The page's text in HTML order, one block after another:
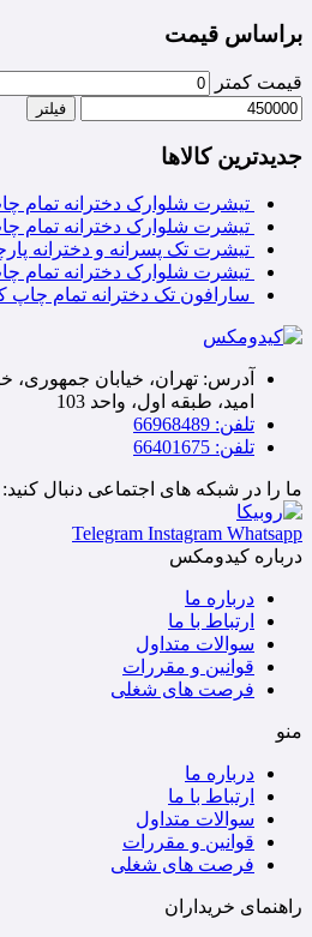
براساس قیمت
قیمت کمتر
فیلتر
جدیدترین کالاها
تیشرت شلوارک دخترانه تمام چاپ کد
تیشرت شلوارک دخترانه تمام چاپ کد
تیشرت تک پسرانه و دخترانه پارچه
تیشرت شلوارک دخترانه تمام چاپ کد
سارافون تک دخترانه تمام چاپ کد
آدرس: تهران، خیابان جمهوری،
امید، طبقه اول، واحد 103
تلفن: 66968489
تلفن: 66401675
ما را در شبکه های اجتماعی دنبال کنید:
Telegram Instagram Whatsapp
درباره کیدومکس
درباره ما
ارتباط با ما
سوالات متداول
قوانین و مقررات
فرصت های شغلی
منو
درباره ما
ارتباط با ما
سوالات متداول
قوانین و مقررات
فرصت های شغلی
راهنمای خریداران